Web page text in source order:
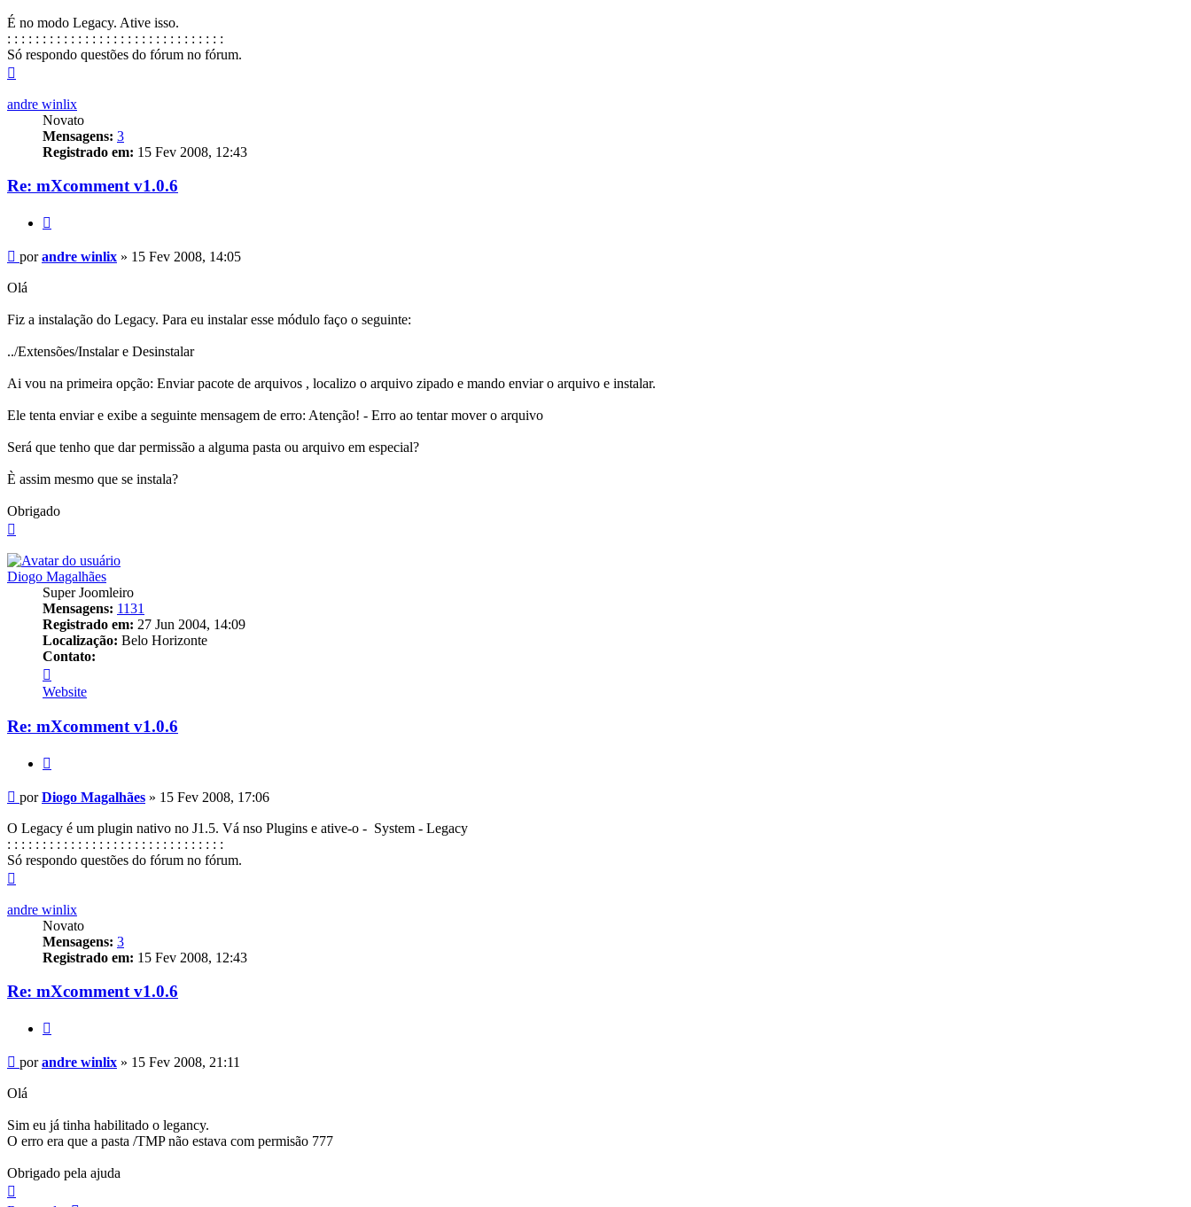
É no modo Legacy. Ative isso.
: : : : : : : : : : : : : : : : : : : : : : : : : : : : : : :
Só respondo questões do fórum no fórum.
topo
andre winlix
Novato
Mensagens: 3
Registrado em: 15 Fev 2008, 12:43
Re: mXcomment v1.0.6
Mensagem
porandre winlix » 15 Fev 2008, 14:05
Olá
Fiz a instalação do Legacy. Para eu instalar esse módulo faço o seguinte:
../Extensões/Instalar e Desinstalar
Ai vou na primeira opção: Enviar pacote de arquivos , localizo o arquivo zipado e mando enviar o arquivo e instalar.
Ele tenta enviar e exibe a seguinte mensagem de erro: Atenção! - Erro ao tentar mover o arquivo
Será que tenho que dar permissão a alguma pasta ou arquivo em especial?
È assim mesmo que se instala?
Obrigado
topo
Diogo Magalhães
Super Joomleiro
Mensagens: 1131
Registrado em: 27 Jun 2004, 14:09
Localização: Belo Horizonte
Contato:
Diogo
Magalhães
Website
Re: mXcomment v1.0.6
Mensagem
porDiogo Magalhães » 15 Fev 2008, 17:06
O Legacy é um plugin nativo no J1.5. Vá nso Plugins e ative-o - System - Legacy
: : : : : : : : : : : : : : : : : : : : : : : : : : : : : : :
Só respondo questões do fórum no fórum.
topo
andre winlix
Novato
Mensagens: 3
Registrado em: 15 Fev 2008, 12:43
Re: mXcomment v1.0.6
Mensagem
porandre winlix » 15 Fev 2008, 21:11
Olá
Sim eu já tinha habilitado o legancy.
O erro era que a pasta /TMP não estava com permisão 777
Obrigado pela ajuda